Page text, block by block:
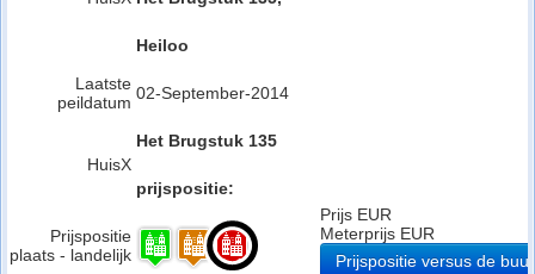
Heiloo
Laatste
peildatum 02-September-2014
HuisX
Het Brugstuk 135
prijspositie:
Prijspositie
plaats - landelijk
Prijs EUR
Meterprijs EUR
Prijspositie versus de